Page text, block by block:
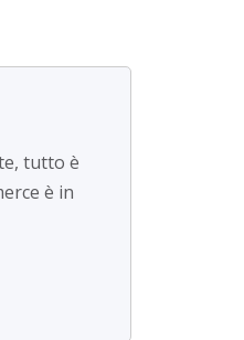
tutto è
è in